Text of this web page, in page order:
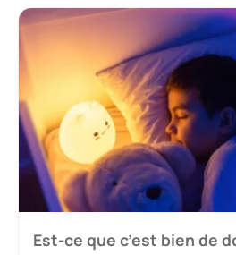
Est-ce que c’est bien de